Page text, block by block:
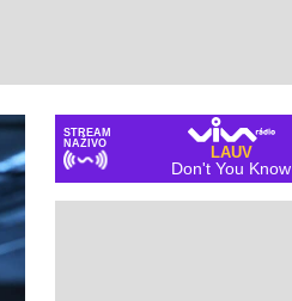
STREAM
NAŽIVO
LAUV
Don't You Know